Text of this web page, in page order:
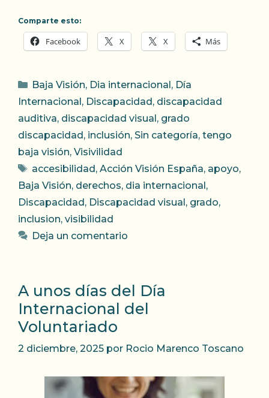
Comparte esto:
Facebook X X Más
Categorías
Baja Visión, Dia internacional , Día
Internacional , Discapacidad , discapacidad
auditiva, discapacidad visual , grado
discapacidad , inclusión, Sin categoría, tengo
baja visión, Visivilidad
Etiquetas
accesibilidad , Acción Visión España, apoyo,
Baja Visión, derechos, dia internacional ,
Discapacidad , Discapacidad visual , grado,
inclusion, visibilidad
Deja un comentario
A unos días del Día
Internacional del
Voluntariado
2 diciembre, 2025 por Rocio Marenco Toscano